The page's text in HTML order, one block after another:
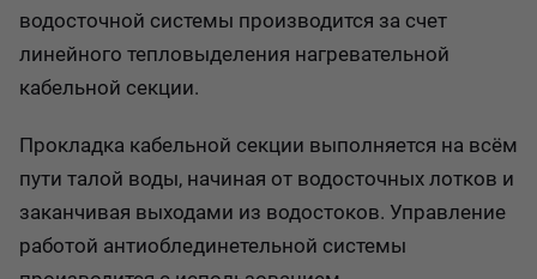
водосточной системы производится за счет
линейного тепловыделения нагревательной
кабельной секции.
Прокладка кабельной секции выполняется на всём
пути талой воды, начиная от водосточных лотков и
заканчивая выходами из водостоков. Управление
работой антиоблединетельной системы